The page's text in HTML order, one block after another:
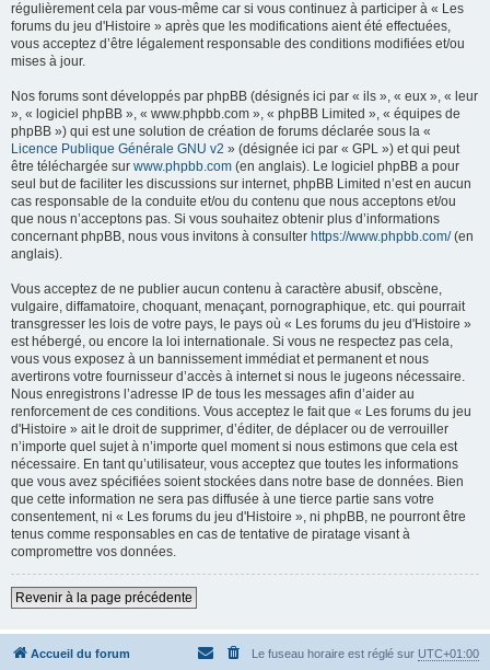
régulièrement cela par vous-même car si vous continuez à participer à « Les
forums du jeu d'Histoire » après que les modifications aient été effectuées,
vous acceptez d’être légalement responsable des conditions modifiées et/ou
mises à jour.
Nos forums sont développés par phpBB (désignés ici par « ils », « eux », « leur
», « logiciel phpBB », « www.phpbb.com », « phpBB Limited », « équipes de
phpBB ») qui est une solution de création de forums déclarée sous la «
Licence Publique Générale GNU v2 » (désignée ici par « GPL ») et qui peut
être téléchargée sur www.phpbb.com (en anglais). Le logiciel phpBB a pour
seul but de faciliter les discussions sur internet, phpBB Limited n’est en aucun
cas responsable de la conduite et/ou du contenu que nous acceptons et/ou
que nous n’acceptons pas. Si vous souhaitez obtenir plus d’informations
concernant phpBB, nous vous invitons à consulter https://www.phpbb.com/(en
anglais).
Vous acceptez de ne publier aucun contenu à caractère abusif, obscène,
vulgaire, diffamatoire, choquant, menaçant, pornographique, etc. qui pourrait
transgresser les lois de votre pays, le pays où « Les forums du jeu d'Histoire »
est hébergé, ou encore la loi internationale. Si vous ne respectez pas cela,
vous vous exposez à un bannissement immédiat et permanent et nous
avertirons votre fournisseur d’accès à internet si nous le jugeons nécessaire.
Nous enregistrons l’adresse IP de tous les messages afin d’aider au
renforcement de ces conditions. Vous acceptez le fait que « Les forums du jeu
d'Histoire » ait le droit de supprimer, d’éditer, de déplacer ou de verrouiller
n’importe quel sujet à n’importe quel moment si nous estimons que cela est
nécessaire. En tant qu’utilisateur, vous acceptez que toutes les informations
que vous avez spécifiées soient stockées dans notre base de données. Bien
que cette information ne sera pas diffusée à une tierce partie sans votre
consentement, ni « Les forums du jeu d'Histoire », ni phpBB, ne pourront être
tenus comme responsables en cas de tentative de piratage visant à
compromettre vos données.
Revenir à la page précédente
Accueil du forum Le fuseau horaire est réglé sur UTC+01:00